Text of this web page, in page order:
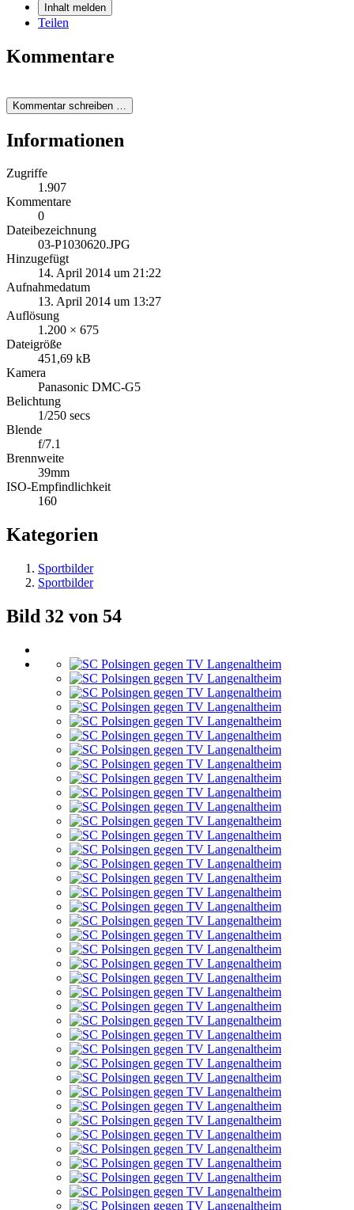
Inhalt melden
Teilen
Kommentare
Kommentar schreiben …
Informationen
Zugriffe
1.907
Kommentare
0
Dateibezeichnung
03-P1030620.JPG
Hinzugefügt
14. April 2014 um 21:22
Aufnahmedatum
13. April 2014 um 13:27
Auflösung
1.200 × 675
Dateigröße
451,69 kB
Kamera
Panasonic DMC-G5
Belichtung
1/250 secs
Blende
f/7.1
Brennweite
39mm
ISO-Empfindlichkeit
160
Kategorien
Sportbilder
Sportbilder
Bild 32 von 54